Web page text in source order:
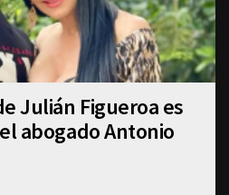
Julián Figueroa es
abogado Antonio